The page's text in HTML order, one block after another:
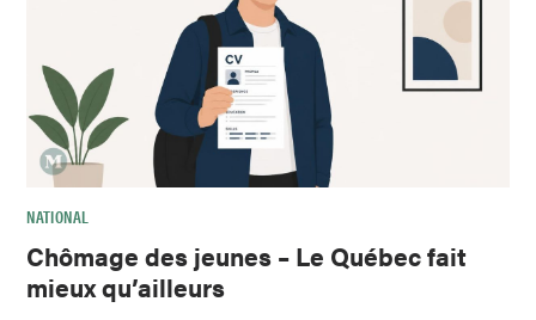
NATIONAL
Chômage des jeunes – Le Québec fait
mieux qu’ailleurs